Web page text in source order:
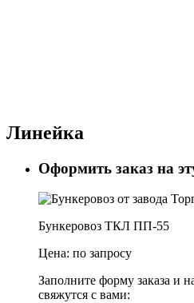
Линейка
Оформить заказ на
Бункеровоз ТКЛ ПП-55
Цена: по запросу
Заполните форму заказа и
свяжутся с вами: